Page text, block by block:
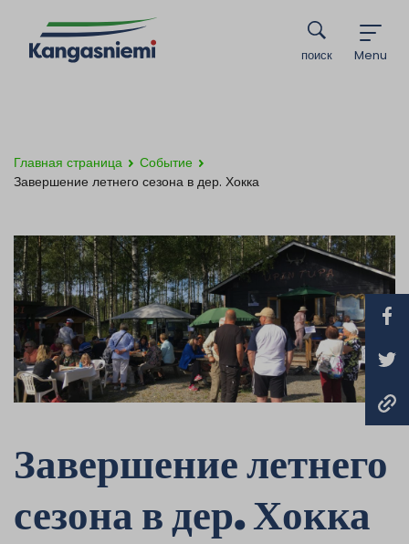
Menu
поиск
Главная страница
Событие
Завершение летнего сезона в дер. Хокка
Завершение летнего
сезона в дер. Хокка